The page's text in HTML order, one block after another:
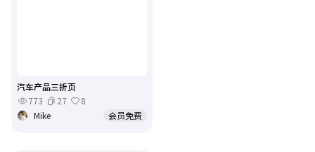
汽车产品三折页
773
27
8
Mike
会员免费